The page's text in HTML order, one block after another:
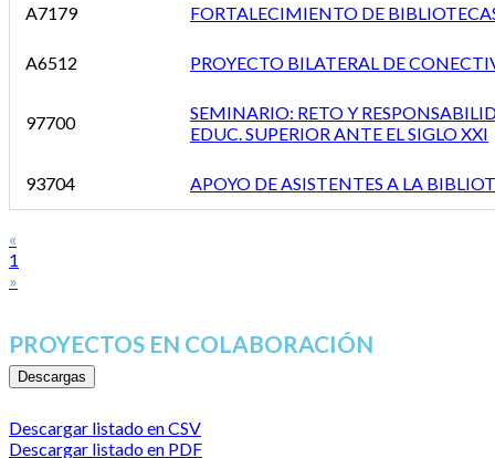
A7179 FORTALECIMIENTO DE
A6512 PROYECTO BILATERAL DE
97700
SEMINARIO: RETO Y
EDUC. SUPERIOR ANTE EL SIGLO XXI
93704 APOYO DE ASISTENTES A LA
«
1
»
PROYECTOS EN COLABORACIÓN
Descargas
Descargar listado en CSV
Descargar listado en PDF